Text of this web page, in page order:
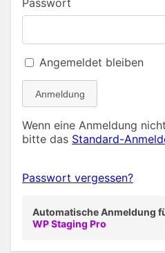
Passwort
Angemeldet bleiben
Anmeldung
Wenn eine Anmeldung
bitte das Standard-
Passwort vergessen?
Automatische Anmeldung
WP Staging Pro